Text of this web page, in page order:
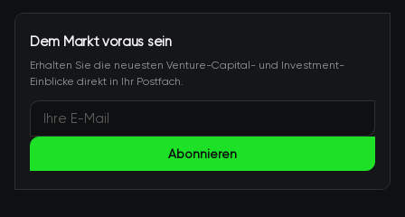
Dem Markt voraus sein
Erhalten Sie die neuesten Venture-Capital- und Investment-
Einblicke direkt in Ihr Postfach.
Abonnieren